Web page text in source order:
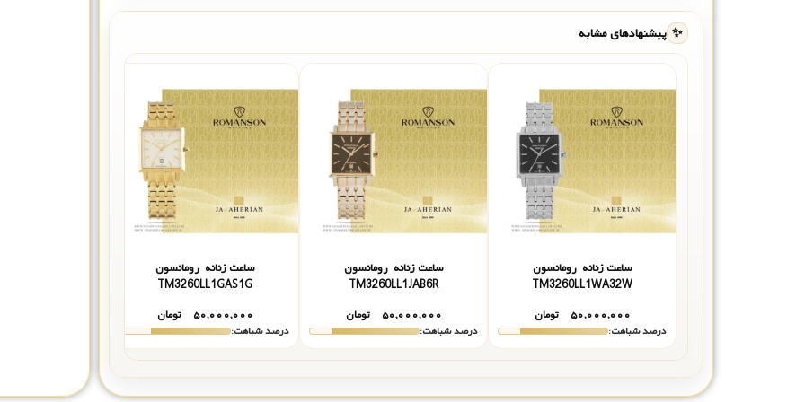
✨ پیشنهادهای مشابه
ساعت زنانه رومانسون
TM3260LL1WA32W
۵۰,۰۰۰,۰۰۰
تومان
درصد شباهت:
ساعت زنانه رومانسون
TM3260LL1JAB6R
۵۰,۰۰۰,۰۰۰
تومان
درصد شباهت:
ساعت زنانه رومانسون
TM3260LL1GAS1G
۵۰,۰۰۰,۰۰۰
تومان
درصد شباهت: